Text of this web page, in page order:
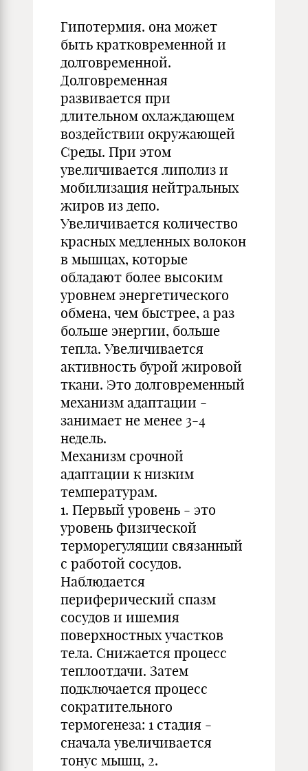
Гипотермия. она может
быть кратковременной и
долговременной.
Долговременная
развивается при
длительном охлаждающем
воздействии окружающей
Среды. При этом
увеличивается липолиз и
мобилизация нейтральных
жиров из депо.
Увеличивается количество
красных медленных волокон
в мышцах, которые
обладают более высоким
уровнем энергетического
обмена, чем быстрее, а раз
больше энергии, больше
тепла. Увеличивается
активность бурой жировой
ткани. Это долговременный
механизм адаптации -
занимает не менее 3-4
недель.
Механизм срочной
адаптации к низким
температурам.
1. Первый уровень - это
уровень физической
терморегуляции связанный
с работой сосудов.
Наблюдается
периферический спазм
сосудов и ишемия
поверхностных участков
тела. Снижается процесс
теплоотдачи. Затем
подключается процесс
сократительного
термогенеза: 1 стадия -
сначала увеличивается
тонус мышц, 2.